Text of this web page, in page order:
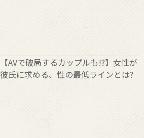
【AVで破局するカップルも!?】女性が
彼氏に求める、性の最低ラインとは?